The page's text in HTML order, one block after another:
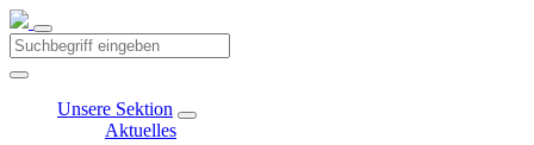
Unsere Sektion
Aktuelles